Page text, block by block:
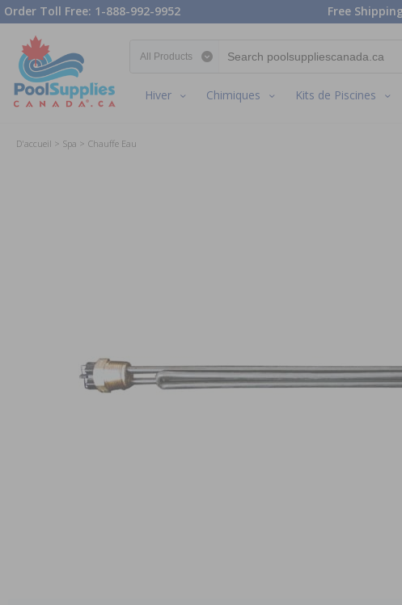
Order Toll Free: 1-888-992-9952 Free
Hiver Chimiques Kits de Piscines
D'accueil Spa Chauffe Eau